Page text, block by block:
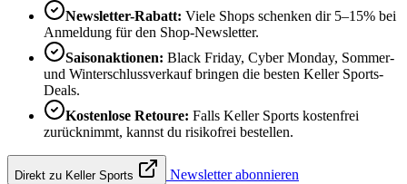
Newsletter-Rabatt: Viele Shops schenken dir 5–15% bei
Anmeldung für den Shop-Newsletter.
Saisonaktionen: Black Friday, Cyber Monday, Sommer-
und Winterschlussverkauf bringen die besten Keller Sports-
Deals.
Kostenlose Retoure: Falls Keller Sports kostenfrei
zurücknimmt, kannst du risikofrei bestellen.
Direkt zu Keller Sports Newsletter abonnieren